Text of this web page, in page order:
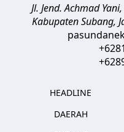
Jl. Jend. Achmad
Kabupaten Subang,
HEADLINE
DAERAH